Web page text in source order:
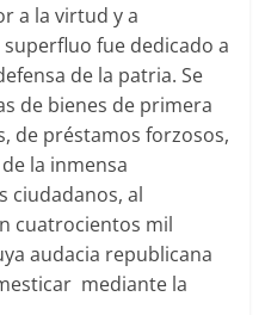
a la virtud y a
fue dedicado a
de la patria. Se
de bienes de primera
de préstamos forzosos,
la inmensa
ciudadanos, al
cuatrocientos mil
audacia republicana
mediante la